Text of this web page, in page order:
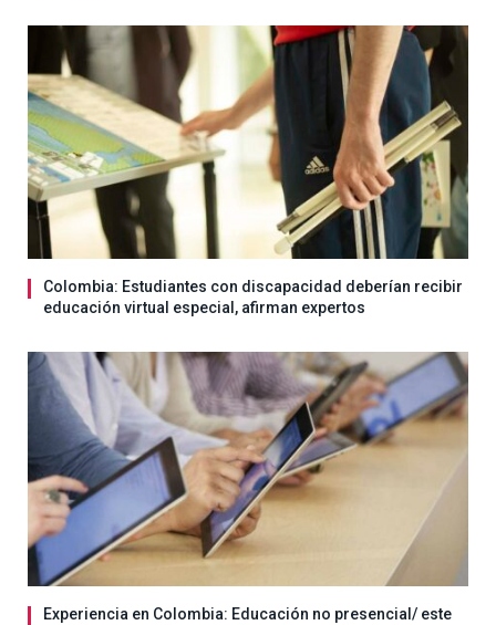
Colombia: Estudiantes con discapacidad deberían recibir
educación virtual especial, afirman expertos
Experiencia en Colombia: Educación no presencial/ este